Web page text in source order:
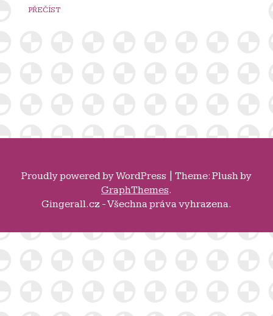
PŘEČÍST
Proudly powered byWordPress
Theme: Plush by
GraphThemes.
Gingerall.cz - Všechna práva vyhrazena.